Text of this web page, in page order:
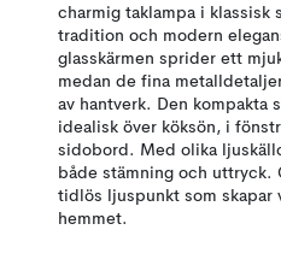
charmig taklampa i klassisk
tradition och modern
glasskärmen sprider ett
medan de fina
av hantverk. Den kompakta
idealisk över köksön, i
sidobord. Med olika
både stämning och uttryck.
tidlös ljuspunkt som skapar
hemmet.